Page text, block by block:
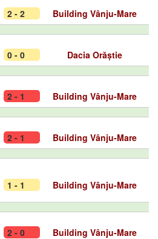
2 - 2 Building Vânju-Mare
0 - 0 Dacia Orăștie
2 - 1 Building Vânju-Mare
2 - 1 Building Vânju-Mare
1 - 1 Building Vânju-Mare
2 - 0 Building Vânju-Mare